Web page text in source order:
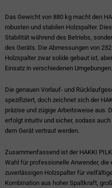
Das Gewicht von 880 kg macht den
robusten und stabilen Holzspalter.
Stabilität während des Betriebs,
des Geräts. Die Abmessungen von
Holzspalter zwar solide gebaut ist,
Einsatz in verschiedenen Umgebungen.
Die genauen Vorlauf- und
spezifiziert, doch zeichnet sich der
präzise und zügige Arbeitsweise aus.
erfolgt intuitiv und sicher, sodass
dem Gerät vertraut werden.
Zusammenfassend ist der HAKKI
Wahl für professionelle Anwender,
zuverlässigen Holzspalter für
Kombination aus hoher Spaltkraft,